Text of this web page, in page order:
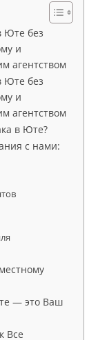
Юте без
и
агентством
Юте без
и
агентством
в Юте?
с нами:
— это Ваш
Все